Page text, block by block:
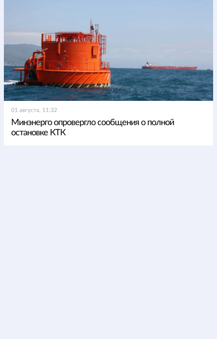
01 августа, 11:32
Минэнерго опровергло сообщения о полной
остановке КТК